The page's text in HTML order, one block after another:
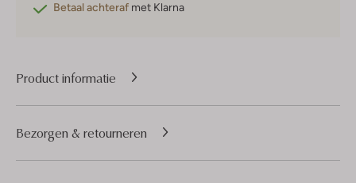
Betaal achteraf met Klarna
Product informatie
Bezorgen & retourneren